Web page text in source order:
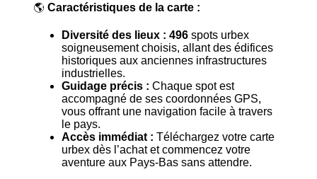
🌎Caractéristiques de la carte :
Diversité des lieux : 496 spots urbex
soigneusement choisis, allant des édifices
historiques aux anciennes infrastructures
industrielles.
Guidage précis : Chaque spot est
accompagné de ses coordonnées GPS,
vous offrant une navigation facile à travers
le pays.
Accès immédiat : Téléchargez votre carte
urbex dès l’achat et commencez votre
aventure aux Pays-Bas sans attendre.